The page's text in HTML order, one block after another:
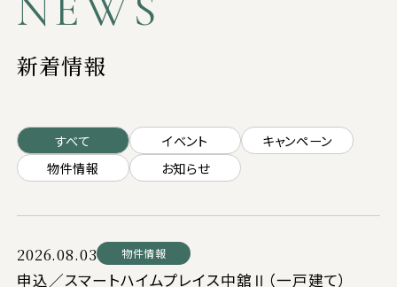
新着情報
すべて イベント
キャンペーン
物件情報
お知らせ
2026.08.03 物件情報
申込／スマートハイムプレイス中舘Ⅱ（一戸建て）